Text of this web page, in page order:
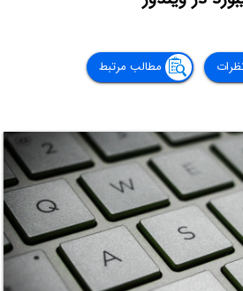
مطالب مرتبط